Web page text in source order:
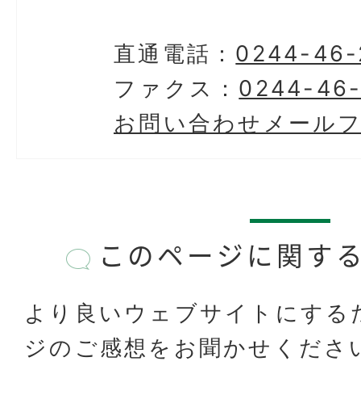
直通電話： 0244-46-
ファクス： 0244-
お問い合わせメール
このページに関す
より良いウェブサイトにする
ジのご感想をお聞かせくださ